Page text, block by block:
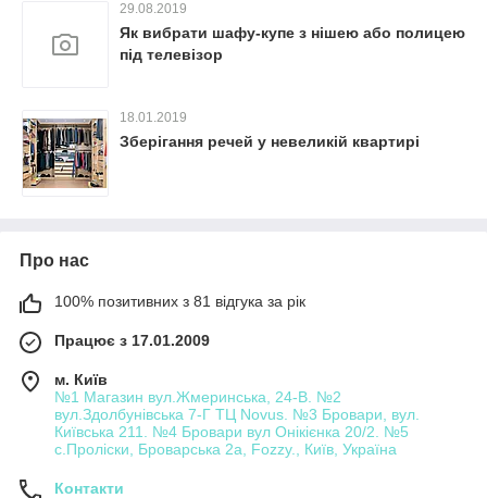
29.08.2019
Як вибрати шафу-купе з нішею або полицею
під телевізор
18.01.2019
Зберігання речей у невеликій квартирі
Про нас
100% позитивних з 81 відгука за рік
Працює з 17.01.2009
м. Київ
№1 Магазин вул.Жмеринська, 24-В. №2
вул.Здолбунівська 7-Г ТЦ Novus. №3 Бровари, вул.
Київська 211. №4 Бровари вул Онікієнка 20/2. №5
с.Проліски, Броварська 2а, Fozzy., Київ, Україна
Контакти